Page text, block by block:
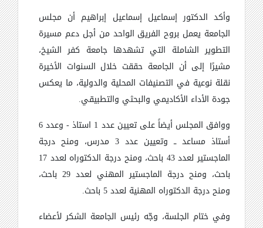
وأكد الدكتور إسماعيل إسماعيل إبراهيم أن مجلس
الجامعة يعمل بروح الفريق الواحد من أجل دعم مسيرة
التطوير الشاملة التي تشهدها جامعة كفر الشيخ،
مشيرًا إلى أن الجامعة حققت خلال السنوات الأخيرة
نقلة نوعية في التصنيفات المحلية والدولية، ما يعكس
جودة الأداء الأكاديمي والبحثي والتطبيقي.
ووافق المجلس أيضاً على تعيين عدد 1 استاذ - وعدد 6
أستاذ مساعد ــ وتعيين عدد 3 مدرس، ومنح درجة
الماجستير لعدد 43 باحث، ومنح درجة الدكتوراه لعدد 17
باحث، ومنح درجة الماجستير المهني لعدد 29 باحث،
ومنح درجة الدكتوراه المهنية لعدد 5 باحث.
وفي ختام الجلسة، وجّه رئيس الجامعة الشكر لأعضاء